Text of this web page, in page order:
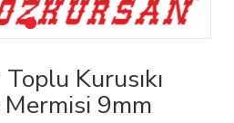
Kurusıkı
9mm